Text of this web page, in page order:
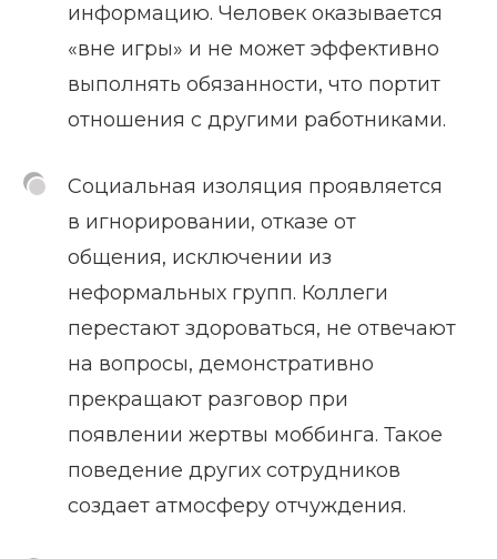
информацию. Человек оказывается
«вне игры» и не может эффективно
выполнять обязанности, что портит
отношения с другими работниками.
Социальная изоляция проявляется
в игнорировании, отказе от
общения, исключении из
неформальных групп. Коллеги
перестают здороваться, не отвечают
на вопросы, демонстративно
прекращают разговор при
появлении жертвы моббинга. Такое
поведение других сотрудников
создает атмосферу отчуждения.